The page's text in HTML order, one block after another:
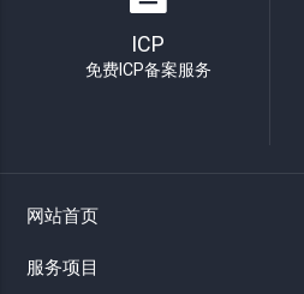
ICP
免费ICP备案服务
网站首页
服务项目